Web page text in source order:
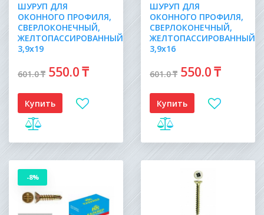
ШУРУП ДЛЯ
ОКОННОГО ПРОФИЛЯ,
СВЕРЛОКОНЕЧНЫЙ,
ЖЕЛТОПАССИРОВАННЫЙ
3,9х19
601.0₸ 550.0₸
Купить
ШУРУП ДЛЯ
ОКОННОГО ПРОФИЛЯ,
СВЕРЛОКОНЕЧНЫЙ,
ЖЕЛТОПАССИРОВАННЫЙ
3,9х16
601.0₸ 550.0₸
Купить
-8%